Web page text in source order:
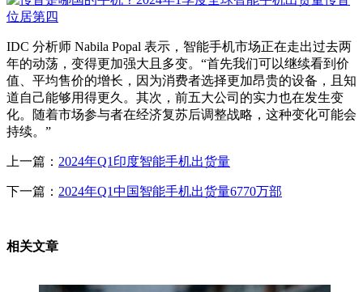
IDC 分析师 Nabila Popal 表示，智能手机市场正在走出过去两
年的动荡，变得更加强大且多变。“首先我们可以继续看到价
值、平均售价的增长，因为消费者选择更加昂贵的设备，且知
道自己能够用得更久。其次，前五大公司的实力也在发生变
化。随着市场参与者在经济复苏后调整战略，这种变化可能会
持续。”
上一篇： 2024年Q1印度智能手机出货量
下一篇： 2024年Q1中国智能手机出货量6770万部
相关文章